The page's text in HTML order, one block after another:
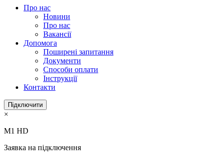
Про нас
Новини
Про нас
Вакансії
Допомога
Поширені запитання
Документи
Способи оплати
Інструкції
Контакти
Підключити
×
M1 HD
Заявка на підключення